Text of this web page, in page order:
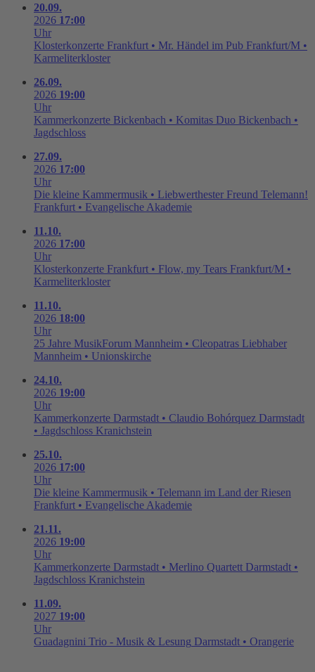
20.09.
2026 17:00
Uhr
Klosterkonzerte Frankfurt • Mr. Händel im Pub Frankfurt/M •
Karmeliterkloster
26.09.
2026 19:00
Uhr
Kammerkonzerte Bickenbach • Komitas Duo Bickenbach •
Jagdschloss
27.09.
2026 17:00
Uhr
Die kleine Kammermusik • Liebwerthester Freund Telemann!
Frankfurt • Evangelische Akademie
11.10.
2026 17:00
Uhr
Klosterkonzerte Frankfurt • Flow, my Tears Frankfurt/M •
Karmeliterkloster
11.10.
2026 18:00
Uhr
25 Jahre MusikForum Mannheim • Cleopatras Liebhaber
Mannheim • Unionskirche
24.10.
2026 19:00
Uhr
Kammerkonzerte Darmstadt • Claudio Bohórquez Darmstadt
• Jagdschloss Kranichstein
25.10.
2026 17:00
Uhr
Die kleine Kammermusik • Telemann im Land der Riesen
Frankfurt • Evangelische Akademie
21.11.
2026 19:00
Uhr
Kammerkonzerte Darmstadt • Merlino Quartett Darmstadt •
Jagdschloss Kranichstein
11.09.
2027 19:00
Uhr
Guadagnini Trio - Musik & Lesung Darmstadt • Orangerie